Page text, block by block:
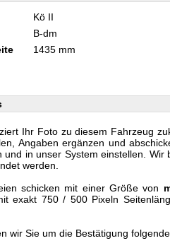
Kö II
B-dm
1435 mm
Ihr Foto zu diesem Fahrzeug
Angaben ergänzen und
in unser System einstellen. Wir
werden.
schicken mit einer Größe von
exakt 750 / 500 Pixeln
wir Sie um die Bestätigung